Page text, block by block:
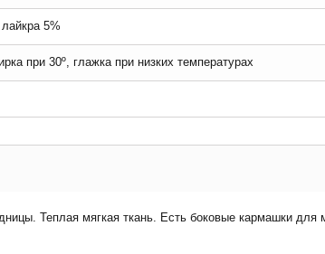
5%
при 30º, глажка при низких температурах
Теплая мягкая ткань. Есть боковые кармашки для